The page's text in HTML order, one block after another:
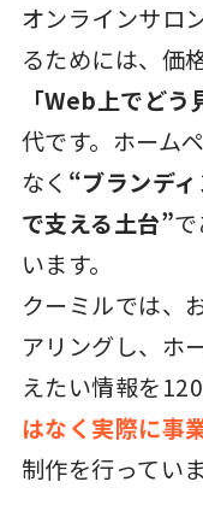
オンラインサロ
るためには、価
「Web上でどう
代です。ホーム
なく “ブランデ
で支える土台”
います。
クーミルでは、
アリングし、ホ
えたい情報を
はなく実際に事
制作を行っていま